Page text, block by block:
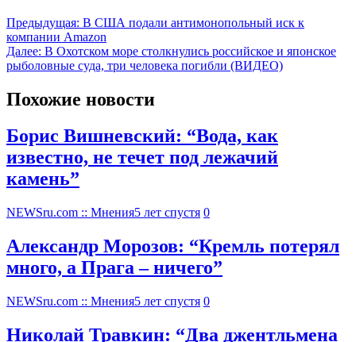
Предыдущая: В США подали антимонопольный иск к
компании Amazon
Далее: В Охотском море столкнулись российское и японское
рыболовные суда, три человека погибли (ВИДЕО)
Похожие новости
Борис Вишневский: “Вода, как
известно, не течет под лежачий
камень”
NEWSru.com :: Мнения5 лет спустя 0
Александр Морозов: “Кремль потерял
много, а Прага – ничего”
NEWSru.com :: Мнения5 лет спустя 0
Николай Травкин: “Два джентльмена